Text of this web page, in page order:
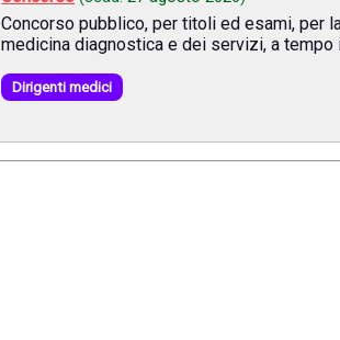
Concorso pubblico, per titoli ed esami, per
medicina diagnostica e dei servizi, a tempo
Dirigenti medici